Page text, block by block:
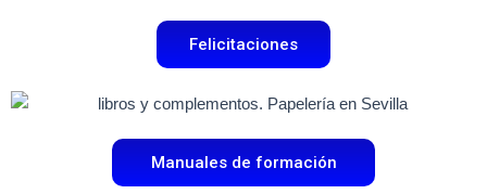
Felicitaciones
Manuales de formación